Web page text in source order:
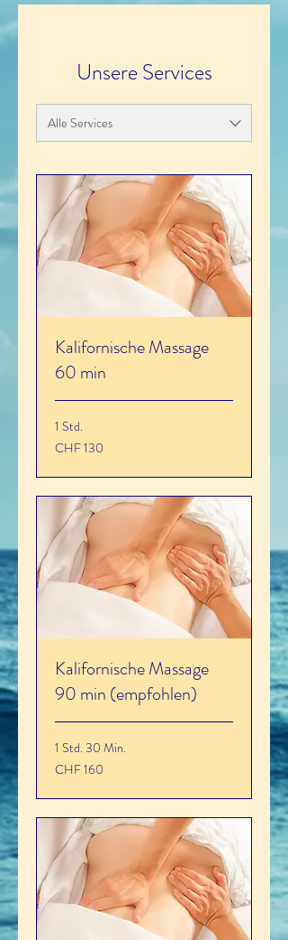
Unsere Services
Alle Services
Kalifornische Massage
60 min
1 Std.
130
Schweizer
CHF 130
Kalifornische Massage
90 min (empfohlen)
1 Std. 30 Min.
160
Schweizer
CHF 160